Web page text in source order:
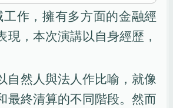
作，擁有多方面的金融經
，本次演講以自身經歷，
自然人與法人作比喻，就像
最終清算的不同階段。然而